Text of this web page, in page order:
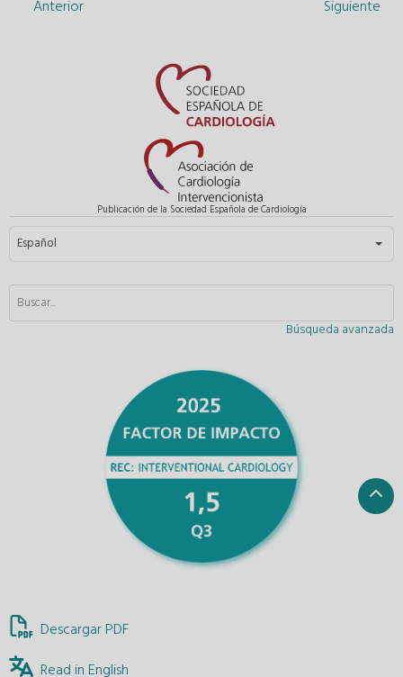
Anterior Siguiente
Publicación de la Sociedad Española de Cardiología
Seleccione su idioma
Español
Búsqueda avanzada
Descargar PDF
Read in English